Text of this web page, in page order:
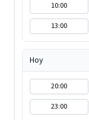
10:00
13:00
Hoy
20:00
23:00